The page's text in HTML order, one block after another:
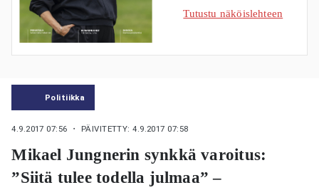
Tutustu näköislehteen
Politiikka
4.9.2017 07:56 ・ PÄIVITETTY: 4.9.2017 07:58
Mikael Jungnerin synkkä varoitus:
”Siitä tulee todella julmaa” –